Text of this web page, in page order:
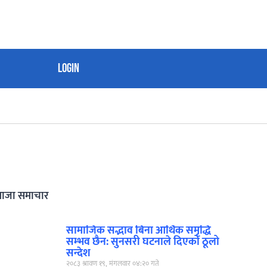
Login
समाचार
सामाजिक सद्भाव बिना आर्थिक समृद्धि
सम्भव छैन: सुनसरी घटनाले दिएको ठूलो
सन्देश
२०८३ श्रावण १९, मंगलवार ०४:२० गते